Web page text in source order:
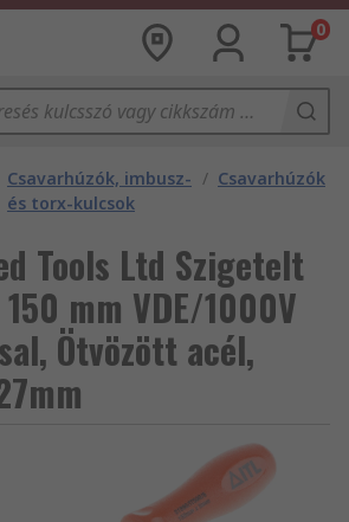
0
Csavarhúzók, imbusz-
és torx-kulcsok
/ Csavarhúzók
Tools Ltd Szigetelt
mm VDE/1000V
Ötvözött acél,